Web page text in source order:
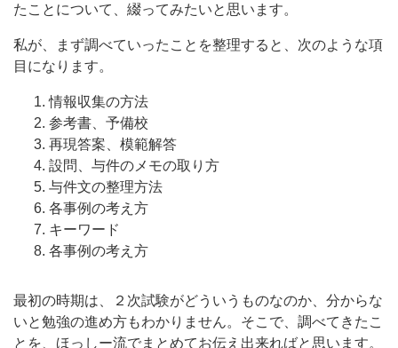
たことについて、綴ってみたいと思います。
私が、まず調べていったことを整理すると、次のような項
目になります。
情報収集の方法
参考書、予備校
再現答案、模範解答
設問、与件のメモの取り方
与件文の整理方法
各事例の考え方
キーワード
各事例の考え方
最初の時期は、２次試験がどういうものなのか、分からな
いと勉強の進め方もわかりません。そこで、調べてきたこ
とを、ほっしー流でまとめてお伝え出来ればと思います。